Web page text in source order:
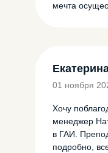
мечта
01 ноября
Хочу
менеджер
в ГАИ.
подробно,